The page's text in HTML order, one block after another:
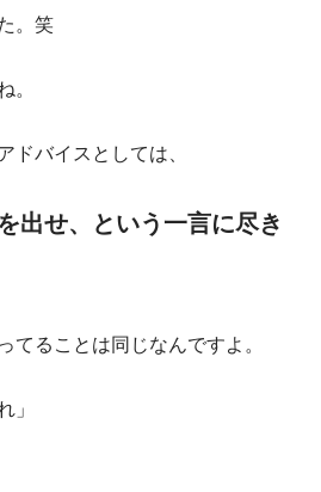
。笑
。
ドバイスとしては、
出せ、という一言に尽き
てることは同じなんですよ。
」